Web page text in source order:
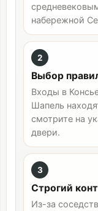
набережной
2
Выбор
Входы в
Шапель
смотрите на
двери.
3
Строгий
Из-за